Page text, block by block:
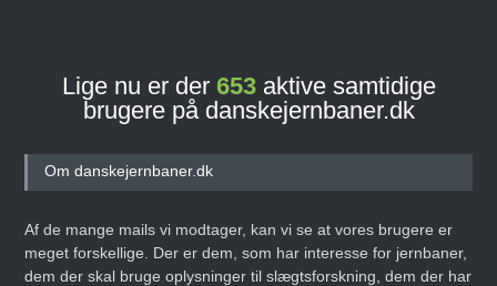
Lige nu er der 653aktive samtidige
brugere på danskejernbaner.dk
Om danskejernbaner.dk
Af de mange mails vi modtager, kan vi se at vores brugere er
meget forskellige. Der er dem, som har interesse for jernbaner,
dem der skal bruge oplysninger til slægtsforskning, dem der har